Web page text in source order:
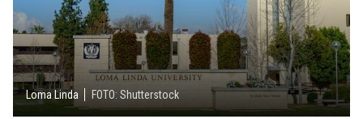
Loma Linda FOTO: Shutterstock